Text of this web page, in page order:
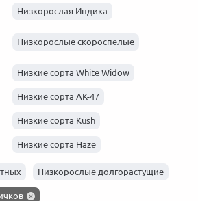
Низкорослая Индика
Низкорослые скороспелые
Низкие сорта White Widow
Низкие сорта АК-47
Низкие сорта Kush
Низкие сорта Haze
Низкие сорта Skunk
Низкие сорта Afghani
Низкорослые долгорастущие